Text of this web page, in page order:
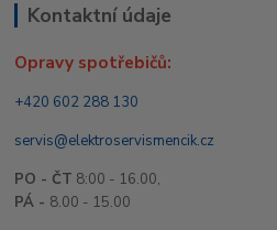
Kontaktní údaje
Opravy spotřebičů:
+420 602 288 130
servis@elektroservismencik.cz
PO - ČT 8:00 - 16.00,
PÁ - 8.00 - 15.00